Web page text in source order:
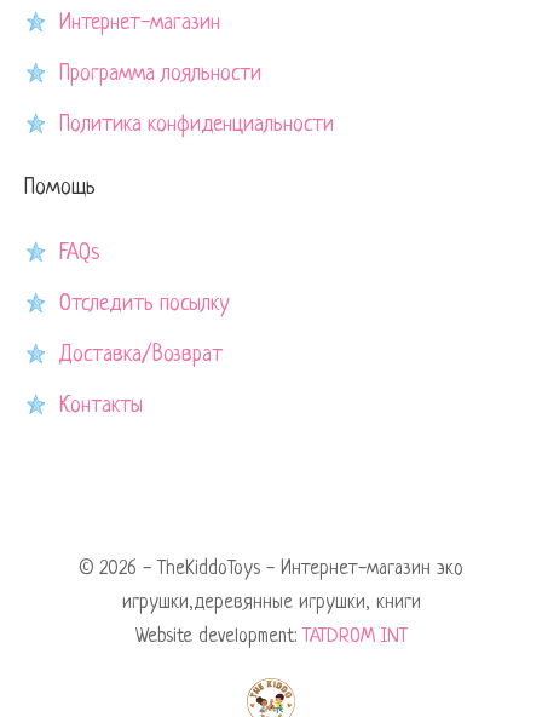
Интернет-магазин
Программа лояльности
Политика конфиденциальности
Помощь
FAQs
Отследить посылку
Доставка/Возврат
Контакты
© 2026 - TheKiddoToys - Интернет-магазин эко
игрушки,деревянные игрушки, книги
Website development: TATDROM INT